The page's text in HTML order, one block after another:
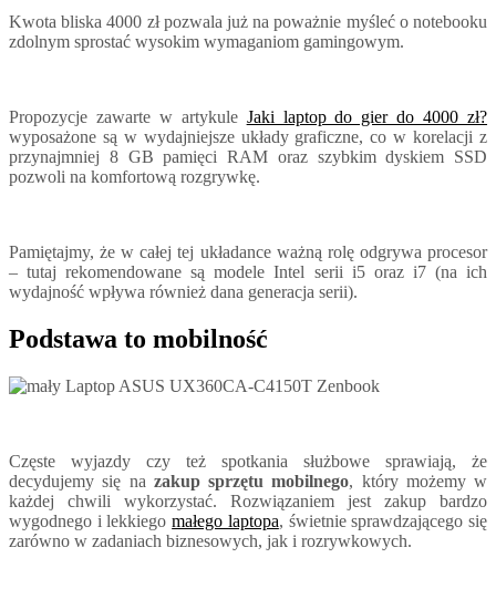
Kwota bliska 4000 zł pozwala już na poważnie myśleć o notebooku
zdolnym sprostać wysokim wymaganiom gamingowym.
Propozycje zawarte w artykule Jaki laptop do gier do 4000 zł?
wyposażone są w wydajniejsze układy graficzne, co w korelacji z
przynajmniej 8 GB pamięci RAM oraz szybkim dyskiem SSD
pozwoli na komfortową rozgrywkę.
Pamiętajmy, że w całej tej układance ważną rolę odgrywa procesor
– tutaj rekomendowane są modele Intel serii i5 oraz i7 (na ich
wydajność wpływa również dana generacja serii).
Podstawa to mobilność
Częste wyjazdy czy też spotkania służbowe sprawiają, że
decydujemy się na zakup sprzętu mobilnego, który możemy w
każdej chwili wykorzystać. Rozwiązaniem jest zakup bardzo
wygodnego i lekkiegomałego laptopa, świetnie sprawdzającego się
zarówno w zadaniach biznesowych, jak i rozrywkowych.